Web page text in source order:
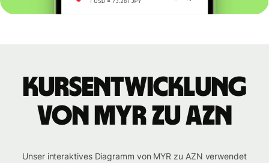
Kursentwicklung
von MYR zu AZN
Unser interaktives Diagramm von MYR zu AZN verwendet